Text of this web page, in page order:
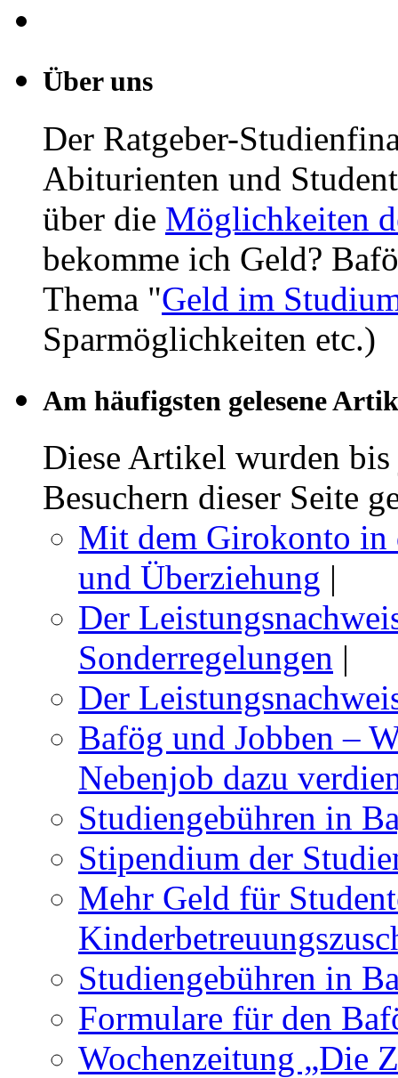
Über uns
Der Ratgeber-
Abiturienten und
über die Möglichkeiten
bekomme ich Geld?
Thema "Geld im
Sparmöglichkeiten etc.)
Am häufigsten gelesene
Diese Artikel wurden
Besuchern dieser Seite
Mit dem Girokonto in
und Überziehung |
Der
Sonderregelungen |
Der
Bafög und Jobben –
Nebenjob dazu
Studiengebühren in
Stipendium der
Mehr Geld für
Studiengebühren in
Formulare für den
Wochenzeitung „Die